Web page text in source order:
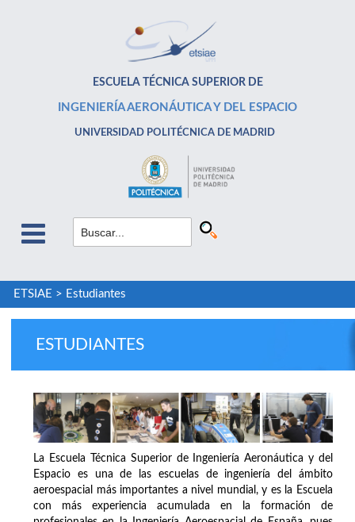
ESCUELA TÉCNICA SUPERIOR DE
INGENIERÍA AERONÁUTICA Y DEL ESPACIO
UNIVERSIDAD POLITÉCNICA DE MADRID
ETSIAE > Estudiantes
ESTUDIANTES
La Escuela Técnica Superior de Ingeniería Aeronáutica y del
Espacio es una de las escuelas de ingeniería del ámbito
aeroespacial más importantes a nivel mundial, y es la Escuela
con más experiencia acumulada en la formación de